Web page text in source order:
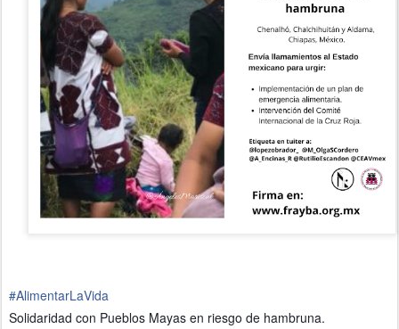
#AlimentarLaVida
Solidaridad con Pueblos Mayas en riesgo de hambruna.